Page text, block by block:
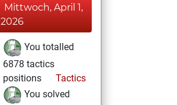
Mittwoch, April 1,
2026
You totalled
6878 tactics
positions
Tactics
You solved